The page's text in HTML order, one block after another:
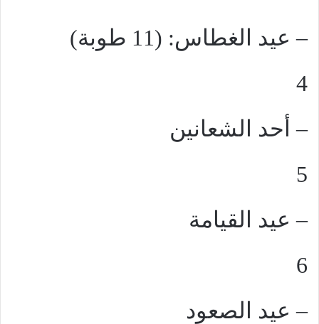
– عيد الغطاس: (11 طوبة)
4
– أحد الشعانين
5
– عيد القيامة
6
– عيد الصعود